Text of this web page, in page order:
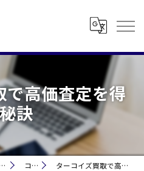
で高価査定を得
訣
名古屋市の買取なら買取大吉 ミュープラット神宮前 コラム ターコイズ買取で高価査定を得る秘訣